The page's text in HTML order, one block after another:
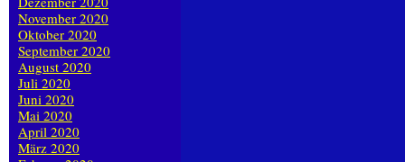
November 2020
Oktober 2020
September 2020
August 2020
Juli 2020
Juni 2020
Mai 2020
April 2020
März 2020